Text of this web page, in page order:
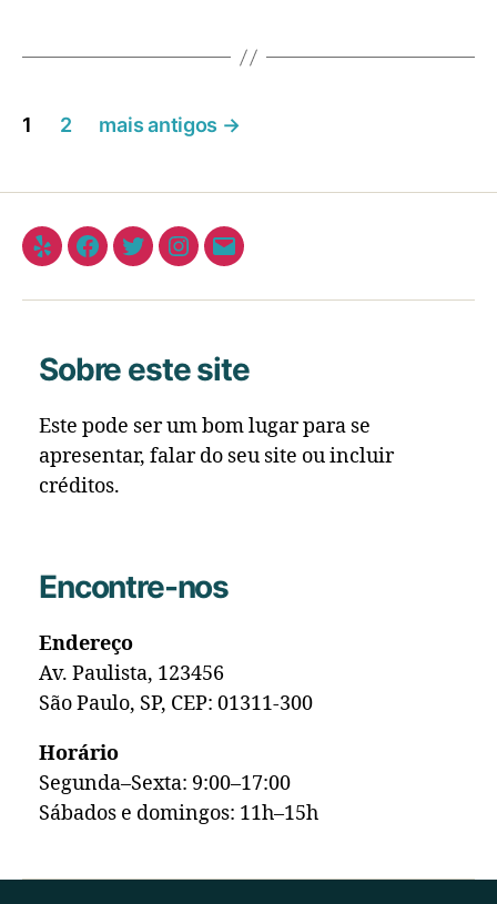
1 2 mais antigos →
Sobre este site
Este pode ser um bom lugar para se
apresentar, falar do seu site ou incluir
créditos.
Encontre-nos
Endereço
Av. Paulista, 123456
São Paulo, SP, CEP: 01311-300
Horário
Segunda–Sexta: 9:00–17:00
Sábados e domingos: 11h–15h